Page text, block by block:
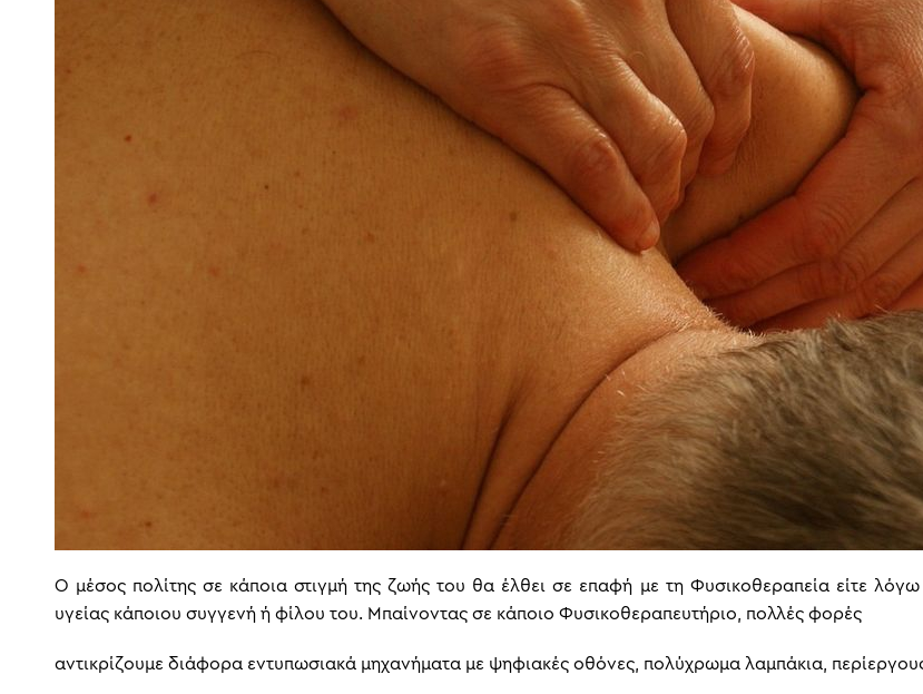
Ο μέσος πολίτης σε κάποια στιγμή της ζωής του θα έλθει σε επαφή με τη Φυσικοθεραπεία είτε
υγείας κάποιου συγγενή ή φίλου του. Μπαίνοντας σε κάποιο Φυσικοθεραπευτήριο, πολλές φορές
αντικρίζουμε διάφορα εντυπωσιακά μηχανήματα με ψηφιακές οθόνες, πολύχρωμα λαμπάκια,